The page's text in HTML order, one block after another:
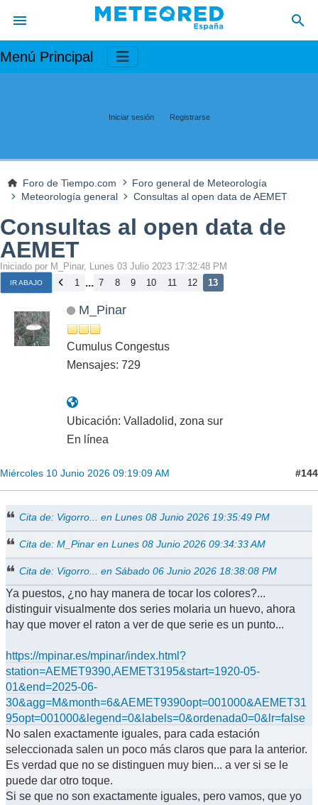
Menú Principal
Iniciar sesión Registrarse
Foro de Tiempo.com
Foro general de Meteorología
Meteorología general
Consultas al open data de AEMET
Consultas al open data de
AEMET
Iniciado por M_Pinar, Lunes 03 Julio 2023 17:32:48 PM
IR ABAJO 1 ... 7 8 9 10 11 12 13
M_Pinar
Cumulus Congestus
Mensajes: 729
Ubicación: Valladolid, zona sur
En línea
Miércoles 10 Junio 2026 09:19:09 AM #144
Cita de: Vigorro... en Lunes 08 Junio 2026 19:35:49 PM
Cita de: M_Pinar en Lunes 08 Junio 2026 09:34:33 AM
Cita de: Vigorro... en Sábado 06 Junio 2026 18:38:08 PM
Ya puestos, ¿no hay manera de tocar los colores?...
distinguir visualmente dos series molaria un huevo, ahora
hay que mover el raton a ver de que serie es un punto...
https://mpinar.es/mpinar/index.html?
station=AEMET9390,AEMET3195&start=1920-05-
01&end=2025-06-
30&agg=M&month=6&AEMET9390opt=001000&AEMET31
95opt=001000&legend=0&labels=0&ordenada0=0&lr=false
No salen exactamente iguales, para cada estación
seleccionada salen un poco más claros que para la anterior.
Es verdad que no se distinguen muy bien... a ver si se le
puede dar otro toque.
Si se que no son exactamente iguales, pero vamos, que yo